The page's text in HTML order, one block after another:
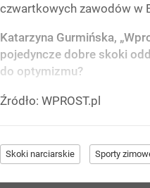
czwartkowych zawodów w
Katarzyna Gurmińska,
pojedyncze dobre skoki
do optymizmu?
Źródło: WPROST.pl
Skoki narciarskie Sporty